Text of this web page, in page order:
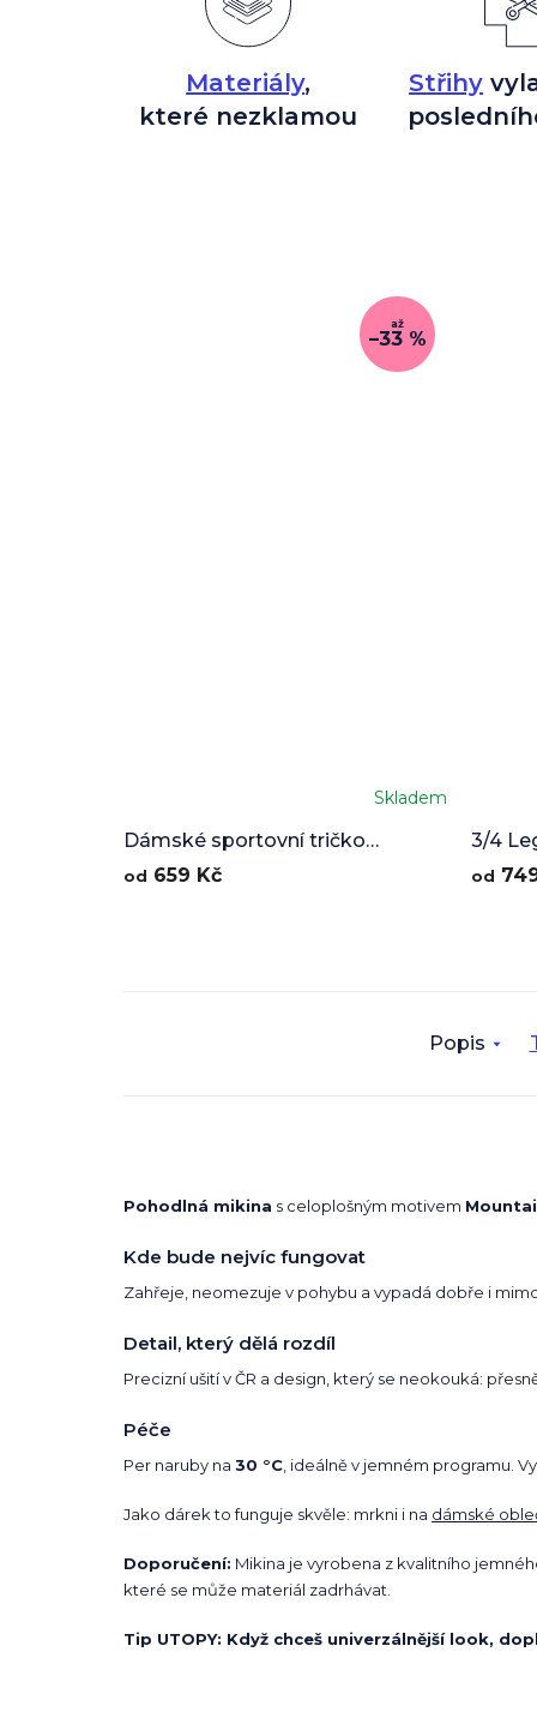
Materiály,
které nezklamou
Střihy
až
–33 %
Dámské sportovní tričko
Mountain Valley
Skladem
od 659 Kč
3/4
od
Popis
Pohodlná mikina s celoplošným motivem
Kde bude nejvíc fungovat
Zahřeje, neomezuje v pohybu a vypadá dobře i
Detail, který dělá rozdíl
Precizní ušití v ČR a design, který se neokouká:
Péče
Per naruby na 30 °C , ideálně v jemném programu.
Jako dárek to funguje skvěle: mrkni i na dámské
Doporučení: Mikina je vyrobena z kvalitního
které se může materiál zadrhávat.
Tip UTOPY: Když chceš univerzálnější look,